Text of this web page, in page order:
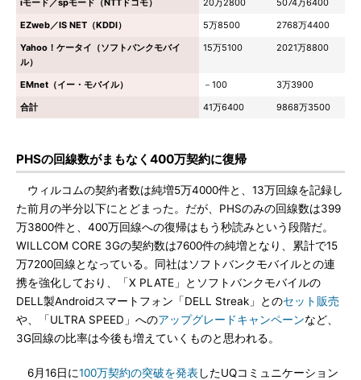
iモード／spモード（NTTドコモ） 20万2800
5074万6400
EZweb／IS NET（KDDI）
5万8500
2768万4400
Yahoo！ケータイ（ソフトバンクモバイ
ル）
15万5100 2021万8800
EMnet（イー・モバイル） －100
3万3900
合計
41万6400 9868万3500
PHSの回線数がまもなく400万契約に復帰
ウィルコムの契約者数は純増5万4000件と、13万回線を記録し
た前月の半分以下にとどまった。だが、PHSのみの回線数は399
万3800件と、400万回線への復帰はもう秒読みという段階だ。
WILLCOM CORE 3Gの契約数は7600件の純増となり、累計で15
万7200回線となっている。同社はソフトバンクモバイルとの連
携を強化しており、「X PLATE」とソフトバンクモバイルの
DELL製Androidスマートフォン「DELL Streak」とのセット販売
や、「ULTRA SPEED」へのアップグレードキャンペーンなど、
3G回線の比率は今後も増えていくものと思われる。
6月16日に100万契約の突破を発表したUQコミュニケーション